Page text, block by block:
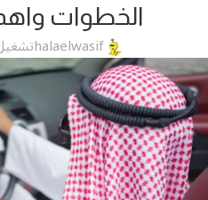
الخطوات
halaelwasifتشغيل